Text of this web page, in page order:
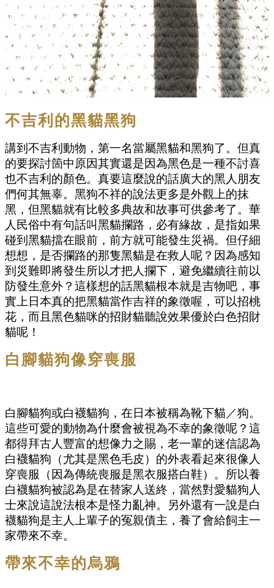
不吉利的黑貓黑狗
講到不吉利動物，第一名當屬黑貓和黑狗了。但真
的要探討箇中原因其實還是因為黑色是一種不討喜
也不吉利的顏色。真要這麼說的話廣大的黑人朋友
們何其無辜。黑狗不祥的說法更多是外觀上的抹
黑，但黑貓就有比較多典故和故事可供參考了。華
人民俗中有句話叫黑貓攔路，必有緣故，是指如果
碰到黑貓擋在眼前，前方就可能發生災禍。但仔細
想想，是否攔路的那隻黑貓是在救人呢？因為感知
到災難即將發生所以才把人攔下，避免繼續往前以
防發生意外？這樣想的話黑貓根本就是吉物吧，事
實上日本真的把黑貓當作吉祥的象徵喔，可以招桃
花，而且黑色貓咪的招財貓聽說效果優於白色招財
貓呢！
白腳貓狗像穿喪服
白腳貓狗或白襪貓狗，在日本被稱為靴下貓／狗。
這些可愛的動物為什麼會被視為不幸的象徵呢？這
都得拜古人豐富的想像力之賜，老一輩的迷信認為
白襪貓狗（尤其是黑色毛皮）的外表看起來很像人
穿喪服（因為傳統喪服是黑衣服搭白鞋）。所以養
白襪貓狗被認為是在替家人送終，當然對愛貓狗人
士來說這說法根本是怪力亂神。另外還有一說是白
襪貓狗是主人上輩子的冤親債主，養了會給飼主一
家帶來不幸。
帶來不幸的烏鴉